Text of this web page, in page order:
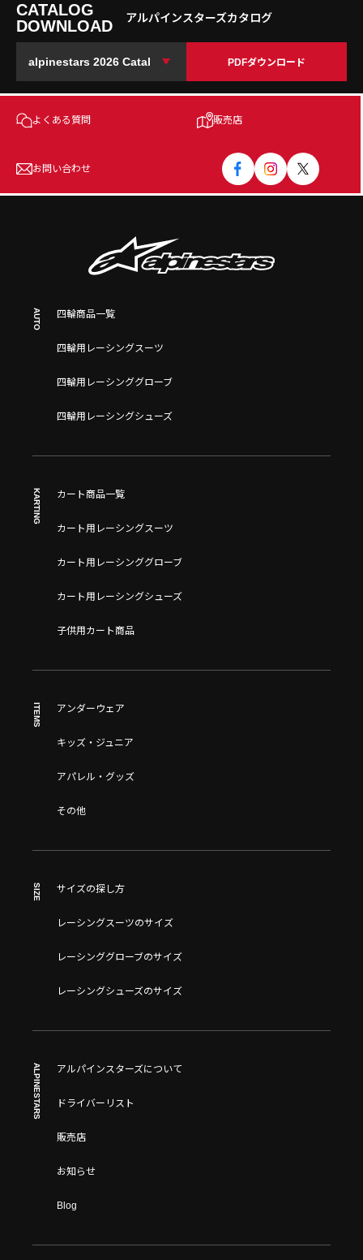
CATALOG
DOWNLOAD
アルパインスターズカタログ
PDFダウンロード
よくある質問 販売店
お問い合わせ
AUTO 四輪商品一覧
四輪用レーシングスーツ
四輪用レーシンググローブ
四輪用レーシングシューズ
KARTING カート商品一覧
カート用レーシングスーツ
カート用レーシンググローブ
カート用レーシングシューズ
子供用カート商品
ITEMS アンダーウェア
キッズ・ジュニア
アパレル・グッズ
その他
SIZE サイズの探し方
レーシングスーツのサイズ
レーシンググローブのサイズ
レーシングシューズのサイズ
ALPINESTARS アルパインスターズについて
ドライバーリスト
販売店
お知らせ
Blog